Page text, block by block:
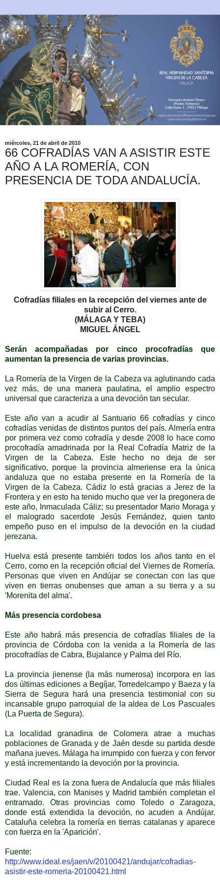
miércoles, 21 de abril de 2010
66 COFRADÍAS VAN A ASISTIR ESTE
AÑO A LA ROMERÍA, CON
PRESENCIA DE TODA ANDALUCÍA.
Cofradías filiales en la recepción del viernes ante de
subir al Cerro.
(MÁLAGA Y TEBA)
MIGUEL ÁNGEL
Serán acompañadas por cinco procofradías que
aumentan la presencia de varias provincias.
La Romería de la Virgen de la Cabeza va aglutinando cada
vez más, de una manera paulatina, el amplio espectro
universal que caracteriza a una devoción tan secular.
Este año van a acudir al Santuario 66 cofradías y cinco
cofradías venidas de distintos puntos del país. Almería entra
por primera vez como cofradía y desde 2008 lo hace como
procofradía amadrinada por la Real Cofradía Matriz de la
Virgen de la Cabeza. Este hecho no deja de ser
significativo, porque la provincia almeriense era la única
andaluza que no estaba presente en la Romería de la
Virgen de la Cabeza. Cádiz lo está gracias a Jerez de la
Frontera y en esto ha tenido mucho que ver la pregonera de
este año, Inmaculada Cáliz; su presentador Mario Moraga y
el malogrado sacerdote Jesús Fernández, quien tanto
empeño puso en el impulso de la devoción en la ciudad
jerezana.
Huelva está presente también todos los años tanto en el
Cerro, como en la recepción oficial del Viernes de Romería.
Personas que viven en Andújar se conectan con las que
viven en tierras onubenses que aman a su tierra y a su
'Morenita del alma'.
Más presencia cordobesa
Este año habrá más presencia de cofradías filiales de la
provincia de Córdoba con la venida a la Romería de las
procofradías de Cabra, Bujalance y Palma del Río.
La provincia jienense (la más numerosa) incorpora en las
dos últimas ediciones a Begíjar, Torredelcampo y Baeza y la
Sierra de Segura hará una presencia testimonial con su
incansable grupo parroquial de la aldea de Los Pascuales
(La Puerta de Segura).
La localidad granadina de Colomera atrae a muchas
poblaciones de Granada y de Jaén desde su partida desde
mañana jueves. Málaga ha irrumpido con fuerza y con fervor
y está incrementando la devoción por la provincia.
Ciudad Real es la zona fuera de Andalucía que más filiales
trae. Valencia, con Manises y Madrid también completan el
entramado. Otras provincias como Toledo o Zaragoza,
donde está extendida la devoción, no acuden a Andújar.
Cataluña celebra la romería en tierras catalanas y aparece
con fuerza en la 'Aparición'.
Fuente:
http://www.ideal.es/jaen/v/20100421/andujar/cofradias-
asistir-este-romeria-20100421.html